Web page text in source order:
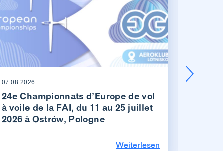
07.08.2026
24e Championnats d’Europe de vol
à voile de la FAI, du 11 au 25 juillet
2026 à Ostrów, Pologne
Weiterlesen